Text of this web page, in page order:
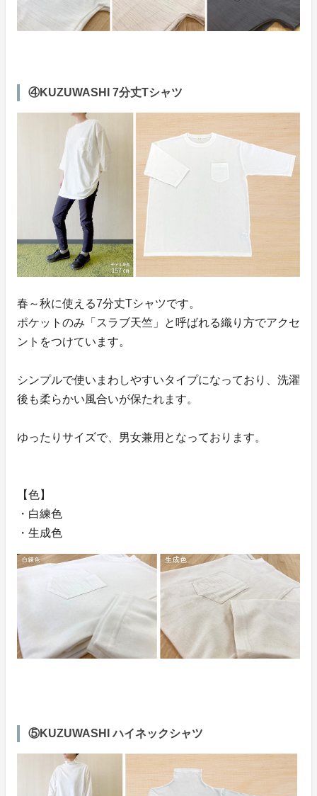
④KUZUWASHI 7分丈Tシャツ
春～秋に使える7分丈Tシャツです。
ポケットのみ「スラブ天竺」と呼ばれる織り方でアクセ
ントをつけています。
シンプルで使いまわしやすいタイプになっており、洗濯
後も柔らかい風合いが保たれます。
ゆったりサイズで、男女兼用となっております。
【色】
・白練色
・生成色
⑤KUZUWASHI ハイネックシャツ